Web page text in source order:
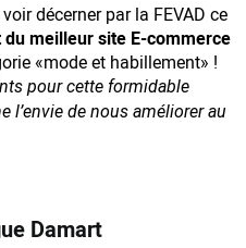
décerner par la FEVAD ce
du meilleur site E-commerce
«mode et habillement» !
pour cette formidable
l’envie de nous améliorer au
Damart